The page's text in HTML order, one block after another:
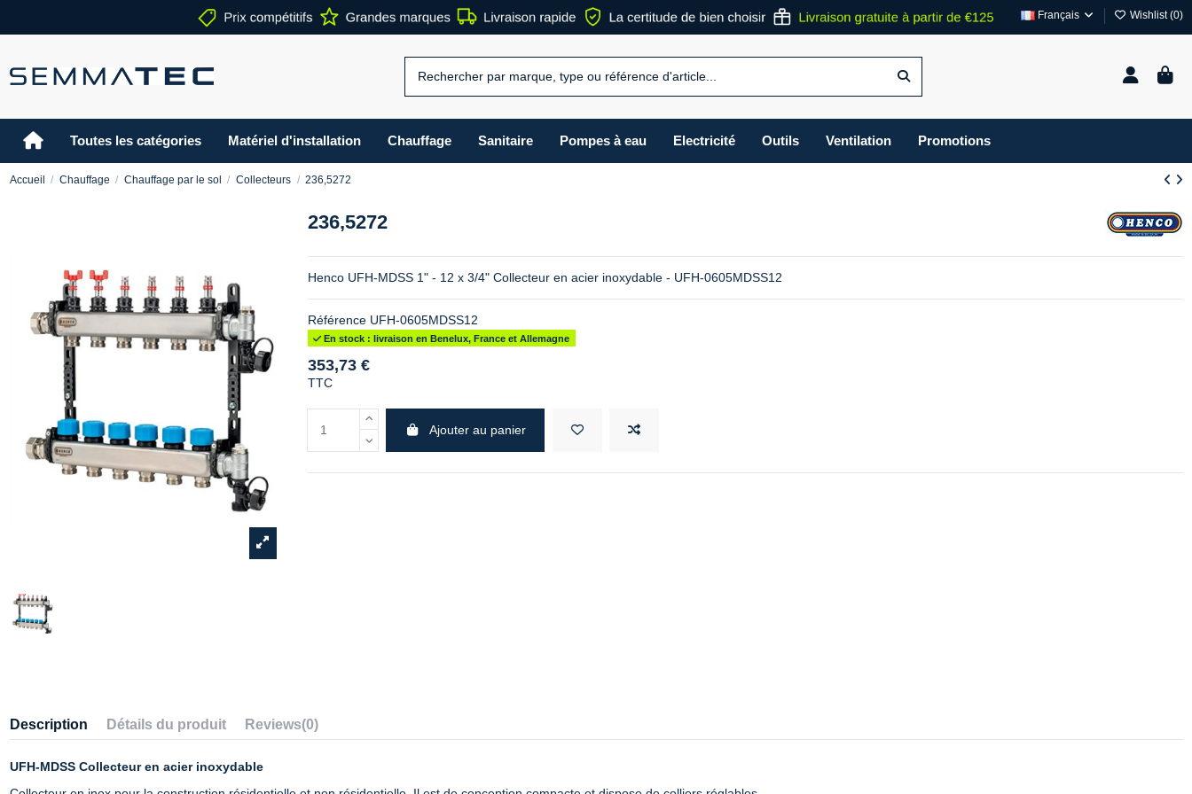
Français Wishlist (0)
Toutes les catégories Matériel d'installation Chauffage Sanitaire Pompes à eau Electricité Outils Ventilation Promotions
Accueil Chauffage Chauffage par le sol Collecteurs 236,5272
236,5272
Henco UFH-MDSS 1" - 12 x 3/4" Collecteur en acier inoxydable - UFH-0605MDSS12
Référence UFH-0605MDSS12
En stock : livraison en Benelux, France et Allemagne
353,73 €
TTC
Ajouter au panier
Description Détails du produit Reviews(0)
UFH-MDSS Collecteur en acier inoxydable